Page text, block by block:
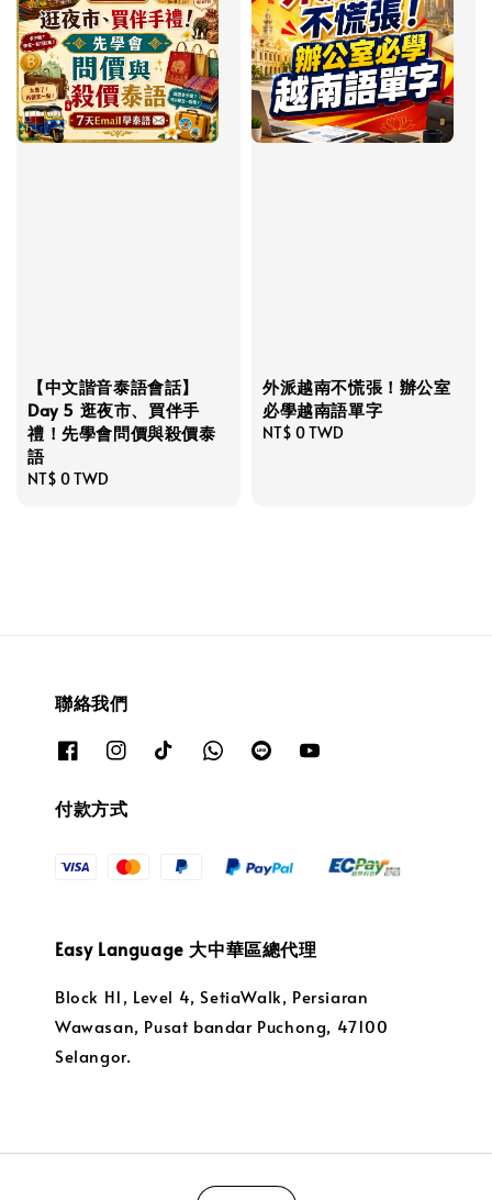
【中文諧音泰語會話】
Day 5 逛夜市、買伴手
禮！先學會問價與殺價泰
語
Regular
NT$ 0 TWD
外派越南不慌張！辦公室
必學越南語單字
Regular
NT$ 0 TWD
聯絡我們
付款方式
Easy Language 大中華區總代理
Block H1, Level 4, SetiaWalk, Persiaran
Wawasan, Pusat bandar Puchong, 47100
Selangor.